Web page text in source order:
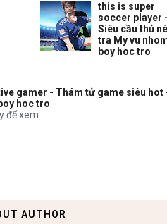
this is super
soccer player
Siêu cầu thủ
tra My vu
boy hoc tro
gamer - Thám tử game siêu hot
hoc tro
để xem
AUTHOR